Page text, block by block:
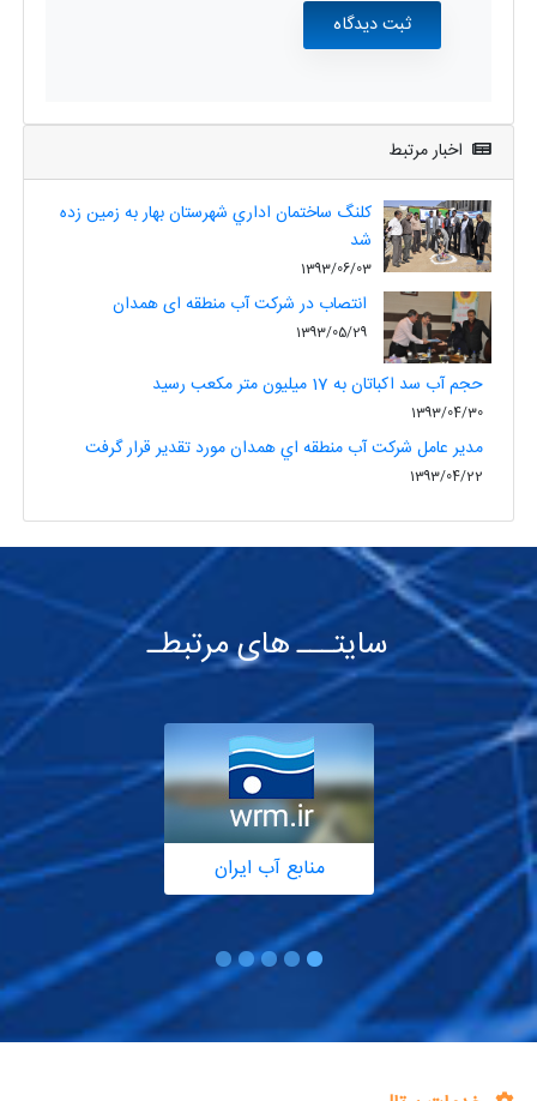
اخبار مرتبط
کلنگ ساختمان اداري شهرستان بهار به زمین زده
شد
1393/06/03
انتصاب در شرکت آب منطقه ای همدان
1393/05/29
حجم آب سد اکباتان به 17 ميليون متر مکعب رسيد
1393/04/30
مدير عامل شرکت آب منطقه اي همدان مورد تقدير قرار گرفت
1393/04/22
سایتـــ های مرتبطـ
منابع آب ایران